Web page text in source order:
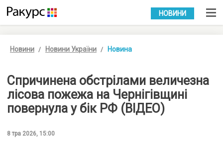
УКР РУС
НОВИНИ
Новини Новини України Новина
Спричинена обстрілами величезна
лісова пожежа на Чернігівщині
повернула у бік РФ (ВІДЕО)
8 тра 2026, 15:00